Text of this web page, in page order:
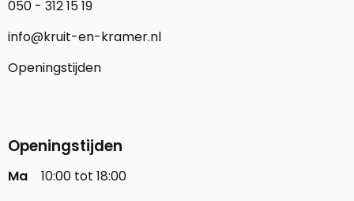
050 - 312 15 19
info@kruit-en-kramer.nl
Openingstijden
Openingstijden
Ma
10:00 tot 18:00